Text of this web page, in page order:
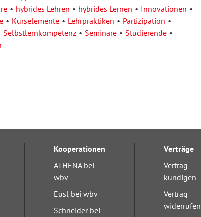
hybrides Lehren hybrides Lernen
Innovationen
Kurselemente Lehrpraktiken
Partizipation
Selbstlernkompetenz Seminare
Studierende
Kooperationen
ATHENA bei
wbv
Eusl bei wbv
Schneider bei
Verträge
Vertrag
kündigen
Vertrag
widerrufen